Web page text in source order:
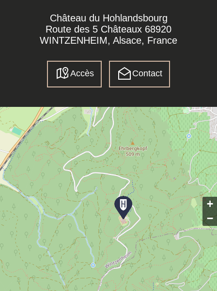
Château du Hohlandsbourg
Route des 5 Châteaux 68920
WINTZENHEIM, Alsace, France
Accès Contact
+
−